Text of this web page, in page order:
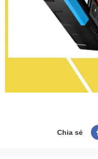
Chia sẻ